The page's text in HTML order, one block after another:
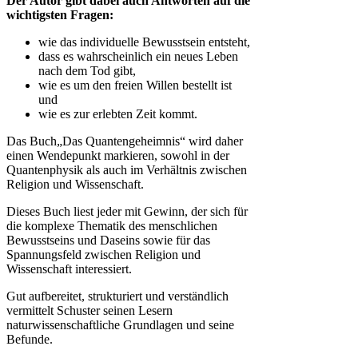
wichtigsten Fragen:
wie das individuelle Bewusstsein entsteht,
dass es wahrscheinlich ein neues Leben
nach dem Tod gibt,
wie es um den freien Willen bestellt ist
und
wie es zur erlebten Zeit kommt.
Das Buch„Das Quantengeheimnis“ wird daher
einen Wendepunkt markieren, sowohl in der
Quantenphysik als auch im Verhältnis zwischen
Religion und Wissenschaft.
Dieses Buch liest jeder mit Gewinn, der sich für
die komplexe Thematik des menschlichen
Bewusstseins und Daseins sowie für das
Spannungsfeld zwischen Religion und
Wissenschaft interessiert.
Gut aufbereitet, strukturiert und verständlich
vermittelt Schuster seinen Lesern
naturwissenschaftliche Grundlagen und seine
Befunde.